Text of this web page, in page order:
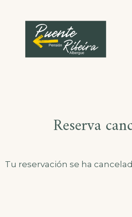
contenido
Reserva
Tu reservación se ha